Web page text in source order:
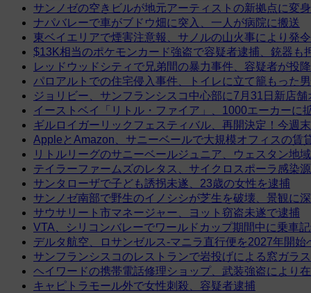
サンノゼの空きビルが地元アーティストの新拠点に変身
ナパバレーで車がブドウ畑に突入、一人が病院に搬送
東ベイエリアで煙害注意報、サノルの山火事により発令
$13K相当のポケモンカード強盗で容疑者逮捕、銃器も
レッドウッドシティで兄弟間の暴力事件、容疑者が投降
パロアルトでの住宅侵入事件、トイレに立て籠もった
ジョリビー、サンフランシスコ中心部に7月31日新店舗
イーストベイ「リトル・ファイア」、1000エーカーに
ギルロイガーリックフェスティバル、再開決定！今週
AppleとAmazon、サニーベールで大規模オフィスの賃
リトルリーグのサニーベールジュニア、ウェスタン地
テイラーファームズのレタス、サイクロスポーラ感染
サンタローザで子ども誘拐未遂、23歳の女性を逮捕
サンノゼ南部で野生のイノシシが芝生を破壊、景観に
サウサリート市マネージャー、ヨット窃盗未遂で逮捕
VTA、シリコンバレーでワールドカップ期間中に乗車
デルタ航空、ロサンゼルス-マニラ直行便を2027年開始
サンフランシスコのレストランで岩投げによる窓ガラ
ヘイワードの携帯電話修理ショップ、武装強盗により
キャピトラモール外で女性刺殺、容疑者逮捕